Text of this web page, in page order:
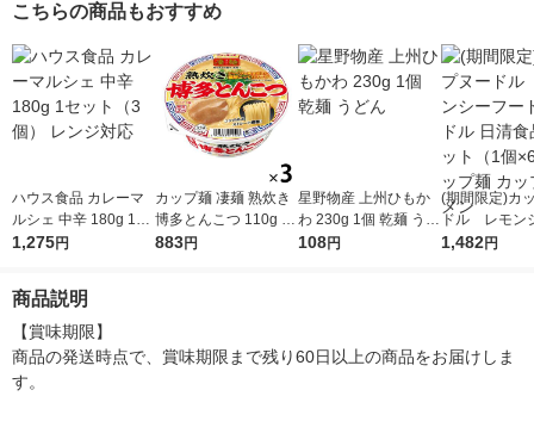
メン
こちらの商品もおすすめ
ハウス食品 カレーマ
ルシェ 中辛 180g 1セ
ット（3個） レンジ対
1,275円
カップ麺 凄麺 熟炊き
博多とんこつ 110g 1
セット（3個） ヤマダ
883円
星野物産 上州ひもか
わ 230g 1個 乾麺 うど
ん
108円
(期間限定)カ
ドル レモン
ドヌードル
1,482円
商品説明
【賞味期限】
商品の発送時点で、賞味期限まで残り60日以上の商品をお届けしま
す。